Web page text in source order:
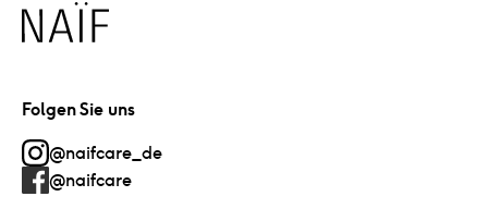
Naïf
Folgen Sie uns
@naifcare_de
@naifcare